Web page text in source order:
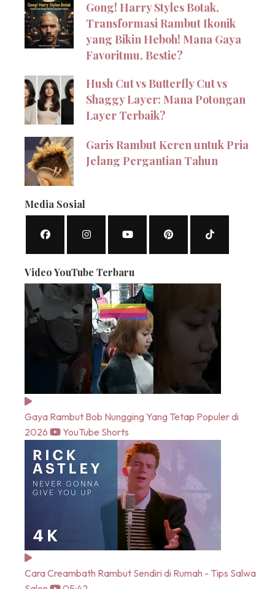
Gong! Harry Styles Botak,
Transformasi Rambut Ikonik
yang Bikin Heboh! Mana Gaya
Favoritmu, Bestie?
Hush Cut vs Butterfly Cut vs
Shaggy Layer: Mana Potongan
Layer Terbaik?
Garis Rambut Keren untuk Pria
Jelang Pergantian Tahun
Media Sosial
Video YouTube Terbaru
Gaya Rambut Bob Nungging Yang Tetap Populer di
2026
YouTube Shorts
Cara Creambath Rambut Sendiri di Rumah - Tips Salwa